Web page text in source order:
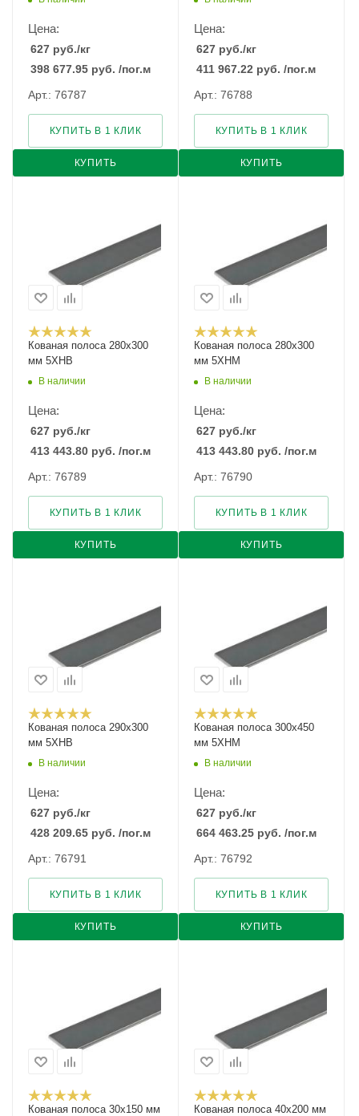
Цена:
627 руб./кг
398 677.95 руб. /пог.м
Арт.: 76787
КУПИТЬ
КУПИТЬ В 1 КЛИК
Цена:
627 руб./кг
411 967.22 руб. /пог.м
Арт.: 76788
КУПИТЬ
КУПИТЬ В 1 КЛИК
Кованая полоса 280x300
мм 5ХНВ
В наличии
Цена:
627 руб./кг
413 443.80 руб. /пог.м
Арт.: 76789
КУПИТЬ
КУПИТЬ В 1 КЛИК
Кованая полоса 280x300
мм 5ХНМ
В наличии
Цена:
627 руб./кг
413 443.80 руб. /пог.м
Арт.: 76790
КУПИТЬ
КУПИТЬ В 1 КЛИК
Кованая полоса 290x300
мм 5ХНВ
В наличии
Цена:
627 руб./кг
428 209.65 руб. /пог.м
Арт.: 76791
КУПИТЬ
КУПИТЬ В 1 КЛИК
Кованая полоса 300x450
мм 5ХНМ
В наличии
Цена:
627 руб./кг
664 463.25 руб. /пог.м
Арт.: 76792
КУПИТЬ
КУПИТЬ В 1 КЛИК
Кованая полоса 30x150 мм
Кованая полоса 40x200 мм